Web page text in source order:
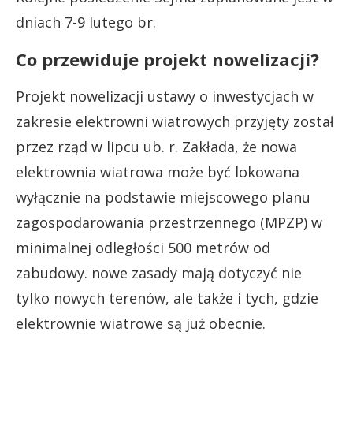
dniach 7-9 lutego br.
Co przewiduje projekt nowelizacji?
Projekt nowelizacji ustawy o inwestycjach w
zakresie elektrowni wiatrowych przyjęty został
przez rząd w lipcu ub. r. Zakłada, że nowa
elektrownia wiatrowa może być lokowana
wyłącznie na podstawie miejscowego planu
zagospodarowania przestrzennego (MPZP) w
minimalnej odległości 500 metrów od
zabudowy. nowe zasady mają dotyczyć nie
tylko nowych terenów, ale także i tych, gdzie
elektrownie wiatrowe są już obecnie.